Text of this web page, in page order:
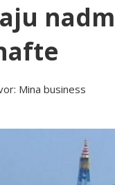
Mina business